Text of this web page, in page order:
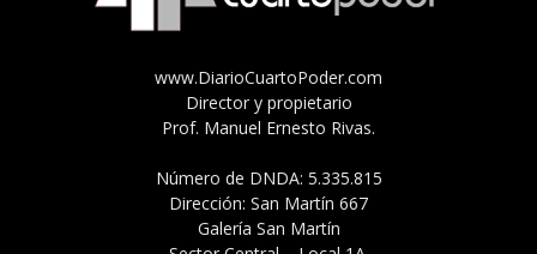
www.DiarioCuartoPoder.com
Director y propietario
Prof. Manuel Ernesto Rivas.
Número de DNDA: 5.335.815
Dirección: San Martín 667
Galería San Martín